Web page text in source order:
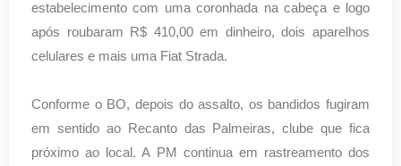
estabelecimento com uma coronhada na cabeça e logo
após roubaram R$ 410,00 em dinheiro, dois aparelhos
celulares e mais uma Fiat Strada.
Conforme o BO, depois do assalto, os bandidos fugiram
em sentido ao Recanto das Palmeiras, clube que fica
próximo ao local. A PM continua em rastreamento dos